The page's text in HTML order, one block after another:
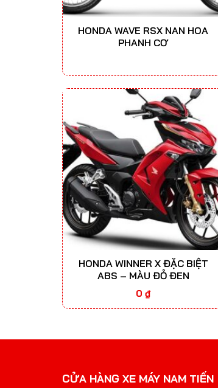
HONDA WAVE RSX NAN HOA
PHANH CƠ
HONDA WINNER X ĐẶC BIỆT
ABS – MÀU ĐỎ ĐEN
0₫
CỬA HÀNG XE MÁY NAM TIẾN